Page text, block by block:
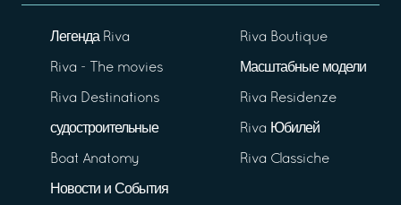
Легенда Riva
Riva - The movies
Riva Destinations
судостроительные
Boat Anatomy
Новости и События
Riva Boutique
Масштабные модели
Riva Residenze
Riva Юбилей
Riva Classiche